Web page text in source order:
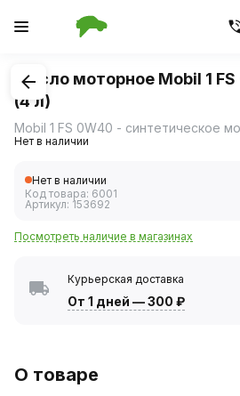
1/2
Масло моторное Mobil 1
(4 л)
Нет в наличии
Нет в наличии
Код товара: 6001
Артикул: 153692
Посмотреть наличие в магазинах
Курьерская доставка
От 1 дней —300 ₽
О товаре